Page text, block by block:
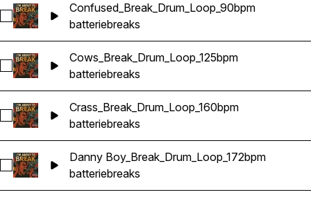
Sélectionnez Confused_Break_Drum_Loop_90bpm
Confused_Break_Drum_Loop_90bpm
batteriebreaks
Sélectionnez Cows_Break_Drum_Loop_125bpm
Cows_Break_Drum_Loop_125bpm
batteriebreaks
Sélectionnez Crass_Break_Drum_Loop_160bpm
Crass_Break_Drum_Loop_160bpm
batteriebreaks
Sélectionnez Danny Boy_Break_Drum_Loop_172bpm
Danny Boy_Break_Drum_Loop_172bpm
batteriebreaks